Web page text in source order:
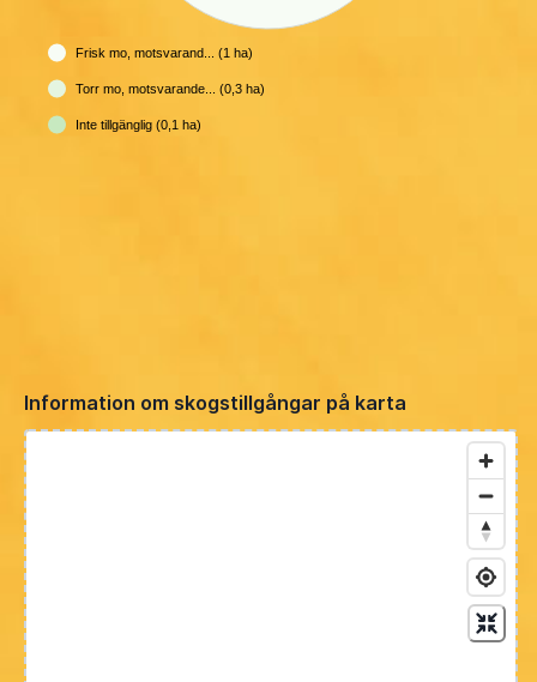
Frisk mo, motsvarand... (1 ha)
Torr mo, motsvarande... (0,3 ha)
Inte tillgänglig (0,1 ha)
Information om skogstillgångar på karta